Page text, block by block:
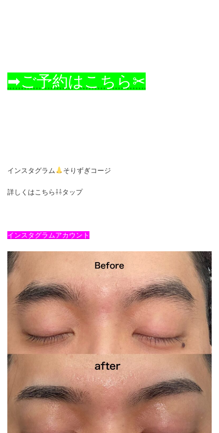
➡ご予約はこちら✂
インスタグラム そりずぎコージ
詳しくはこちら⇩⇩タップ
インスタグラムアカウント